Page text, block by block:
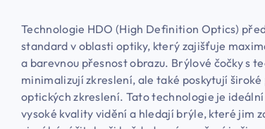
Technologie HDO (High Definition Optics)
standard v oblasti optiky, který zajišťuje
a barevnou přesnost obrazu. Brýlové čočky s
minimalizují zkreslení, ale také poskytují
optických zkreslení. Tato technologie je
vysoké kvality vidění a hledají brýle, které jim